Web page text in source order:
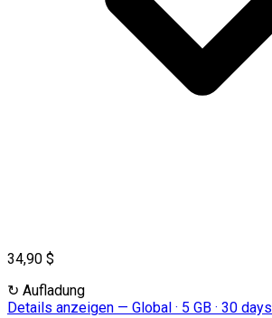
34,90 $
↻ Aufladung
Details anzeigen — Global · 5 GB · 30 days